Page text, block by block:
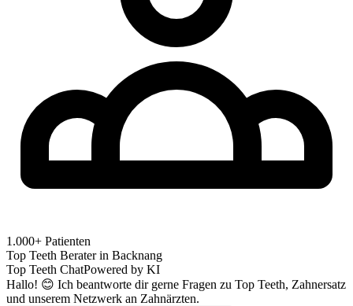
1.000+ Patienten
Top Teeth Berater in Backnang
Top Teeth ChatPowered by KI
Hallo! 😊 Ich beantworte dir gerne Fragen zu Top Teeth, Zahnersatz
und unserem Netzwerk an Zahnärzten.